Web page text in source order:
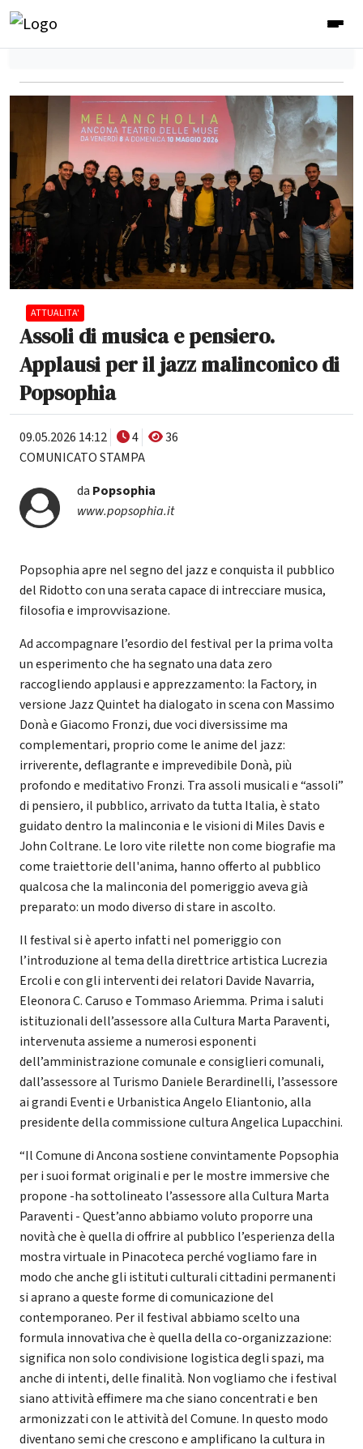
ATTUALITA'
Assoli di musica e pensiero.
Applausi per il jazz malinconico di
Popsophia
09.05.2026 14:12 4
36
COMUNICATO STAMPA
da Popsophia
www.popsophia.it
Popsophia apre nel segno del jazz e conquista il pubblico
del Ridotto con una serata capace di intrecciare musica,
filosofia e improvvisazione.
Ad accompagnare l’esordio del festival per la prima volta
un esperimento che ha segnato una data zero
raccogliendo applausi e apprezzamento: la Factory, in
versione Jazz Quintet ha dialogato in scena con Massimo
Donà e Giacomo Fronzi, due voci diversissime ma
complementari, proprio come le anime del jazz:
irriverente, deflagrante e imprevedibile Donà, più
profondo e meditativo Fronzi. Tra assoli musicali e “assoli”
di pensiero, il pubblico, arrivato da tutta Italia, è stato
guidato dentro la malinconia e le visioni di Miles Davis e
John Coltrane. Le loro vite rilette non come biografie ma
come traiettorie dell'anima, hanno offerto al pubblico
qualcosa che la malinconia del pomeriggio aveva già
preparato: un modo diverso di stare in ascolto.
Il festival si è aperto infatti nel pomeriggio con
l’introduzione al tema della direttrice artistica Lucrezia
Ercoli e con gli interventi dei relatori Davide Navarria,
Eleonora C. Caruso e Tommaso Ariemma. Prima i saluti
istituzionali dell’assessore alla Cultura Marta Paraventi,
intervenuta assieme a numerosi esponenti
dell’amministrazione comunale e consiglieri comunali,
dall’assessore al Turismo Daniele Berardinelli, l’assessore
ai grandi Eventi e Urbanistica Angelo Eliantonio, alla
presidente della commissione cultura Angelica Lupacchini.
“Il Comune di Ancona sostiene convintamente Popsophia
per i suoi format originali e per le mostre immersive che
propone -ha sottolineato l’assessore alla Cultura Marta
Paraventi - Quest’anno abbiamo voluto proporre una
novità che è quella di offrire al pubblico l’esperienza della
mostra virtuale in Pinacoteca perché vogliamo fare in
modo che anche gli istituti culturali cittadini permanenti
si aprano a queste forme di comunicazione del
contemporaneo. Per il festival abbiamo scelto una
formula innovativa che è quella della co-organizzazione:
significa non solo condivisione logistica degli spazi, ma
anche di intenti, delle finalità. Non vogliamo che i festival
siano attività effimere ma che siano concentrati e ben
armonizzati con le attività del Comune. In questo modo
diventano semi che crescono e amplificano la cultura in